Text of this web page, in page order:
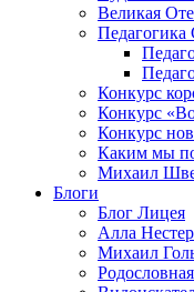
Великая
Педагогика
Конкурс
Конкурс
Конкурс
Каким мы
Михаил
Блоги
Блог Лицея
Алла
Михаил